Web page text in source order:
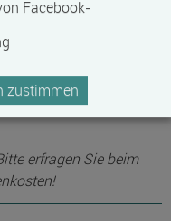
erfragen Sie beim
Facebook-
zustimmen